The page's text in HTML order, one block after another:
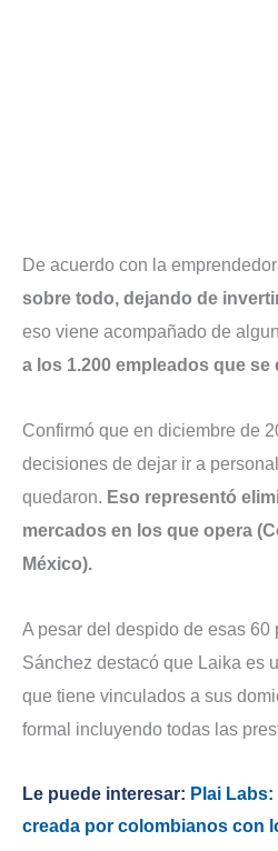
De acuerdo con la
sobre todo, dejando de
eso viene acompañado de
a los 1.200 empleados que se
Confirmó que en diciembre de
decisiones de dejar ir a
quedaron. Eso representó
mercados en los que opera
México).
A pesar del despido de esas 60
Sánchez destacó que Laika es
que tiene vinculados a sus
formal incluyendo todas las
Le puede interesar: Plai
creada por colombianos con